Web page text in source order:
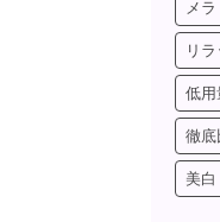
メ
リ
低用
徹底
美白